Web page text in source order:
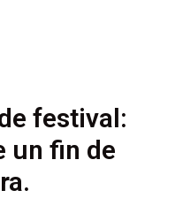
festival:
un fin de